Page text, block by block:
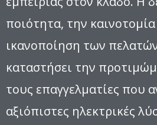
ποιότητα, την
ικανοποίηση των
καταστήσει την
τους επαγγελματίες που
αξιόπιστες ηλεκτρικές